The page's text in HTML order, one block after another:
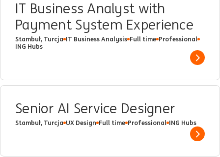
IT Business Analyst with
Payment System Experience
Stambuł, Turcja IT Business Analysis Full time Professional
ING Hubs
Show
Senior AI Service Designer
Stambuł, Turcja UX Design Full time Professional ING Hubs
Show